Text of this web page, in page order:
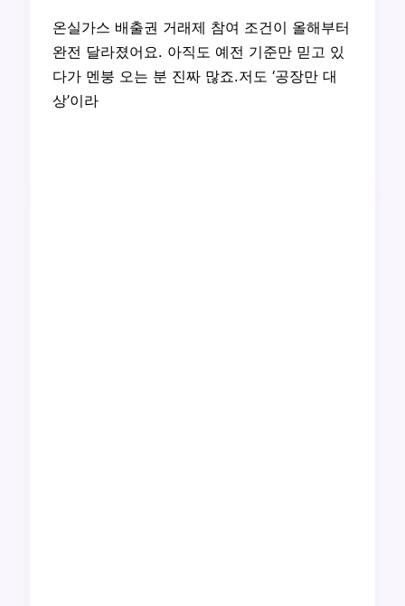
온실가스 배출권 거래제 참여 조건이 올해부터
완전 달라졌어요. 아직도 예전 기준만 믿고 있
다가 멘붕 오는 분 진짜 많죠.저도 ‘공장만 대
상’이라